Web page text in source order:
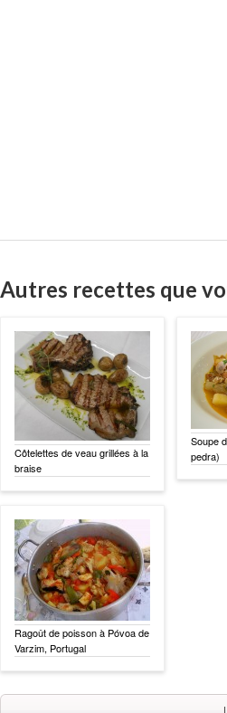
Autres recettes que
Côtelettes de veau grillées à la
braise
Ragoût de poisson à Póvoa de
Varzim, Portugal
Soupe
pedra)